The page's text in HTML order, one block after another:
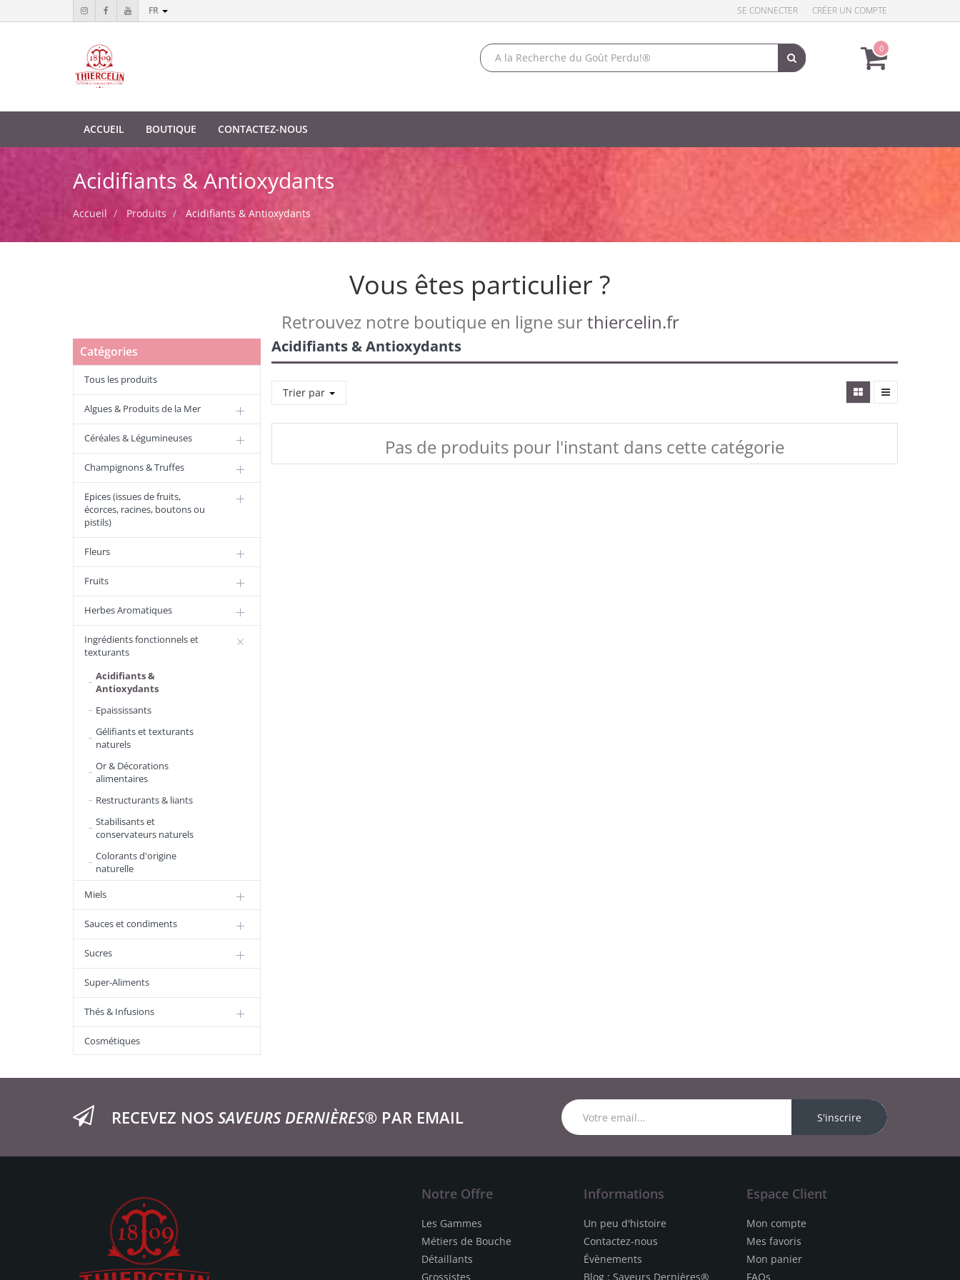
FR SE CONNECTER CRÉER UN COMPTE
0
ACCUEIL BOUTIQUE CONTACTEZ-NOUS
Acidifiants & Antioxydants
Accueil Produits Acidifiants & Antioxydants
Vous êtes particulier ?
Retrouvez notre boutique en ligne surthiercelin.fr
Catégories
Tous les produits
Algues & Produits de la Mer
Céréales & Légumineuses
Champignons & Truffes
Epices (issues de fruits,
écorces, racines, boutons ou
pistils)
Fleurs
Fruits
Herbes Aromatiques
Ingrédients fonctionnels et
texturants
Acidifiants &
Antioxydants
Epaississants
Gélifiants et texturants
naturels
Or & Décorations
alimentaires
Restructurants & liants
Stabilisants et
conservateurs naturels
Colorants d'origine
naturelle
Miels
Sauces et condiments
Sucres
Super-Aliments
Thés & Infusions
Cosmétiques
Acidifiants & Antioxydants
Trier par
Pas de produits pour l'instant dans cette catégorie
RECEVEZ NOS SAVEURS DERNIÈRES® PAR EMAIL S'inscrire
Notre Offre
Les Gammes
Métiers de Bouche
Détaillants
Grossistes
Informations
Un peu d'histoire
Contactez-nous
Évènements
Blog : Saveurs Dernières®
Espace Client
Mon compte
Mes favoris
Mon panier
FAQs